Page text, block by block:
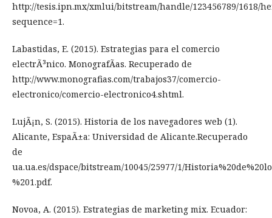
http://tesis.ipn.mx/xmlui/bitstream/handle/123456789/1618/
sequence=1.
Labastidas, E. (2015). Estrategias para el comercio
electrÃ³nico. MonografÃ­as. Recuperado de
http://www.monografias.com/trabajos37/comercio-
electronico/comercio-electronico4.shtml.
LujÃ¡n, S. (2015). Historia de los navegadores web (1).
Alicante, EspaÃ±a: Universidad de Alicante.Recuperado
de
ua.ua.es/dspace/bitstream/10045/25977/1/
%201.pdf.
Novoa, A. (2015). Estrategias de marketing mix. Ecuador: